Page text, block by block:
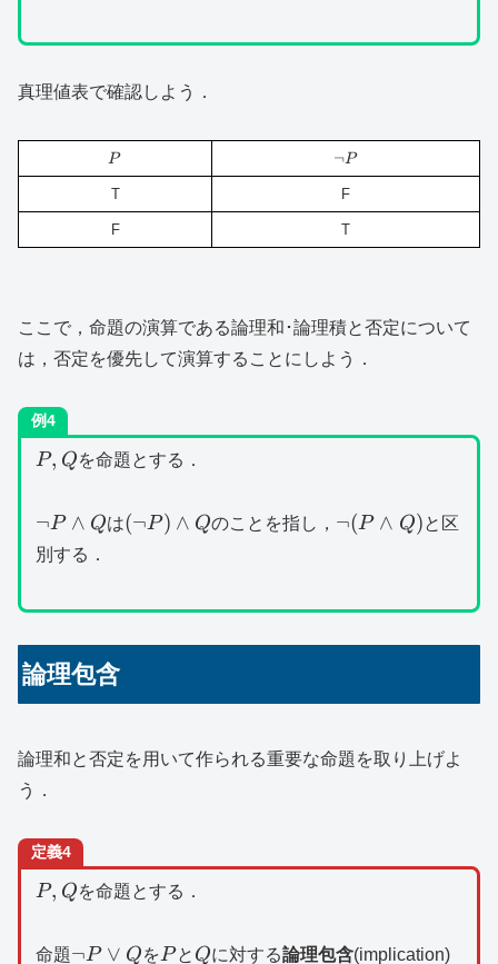
真理値表で確認しよう．
P
P
\lnot
P
¬P
T F
F T
ここで，命題の演算である論理和･論理積と否定について
は，否定を優先して演算することにしよう．
例4
P,Q
P, Qを命題とする．
\lnot
P\land
Q
¬P ∧ Qは(\lnot
(¬P) ∧ Qのことを指し， \lnot
¬(P ∧ Q)と区
別する．
論理包含
論理和と否定を用いて作られる重要な命題を取り上げよ
う．
定義4
P,Q
P, Qを命題とする．
命題\lnot
¬P ∨ Qを P
Pと Q
Qに対する論理包含(implication)